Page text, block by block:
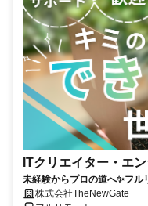
ITクリエイター・エ
未経験からプロの道へ✨フル
株式会社TheNewGate